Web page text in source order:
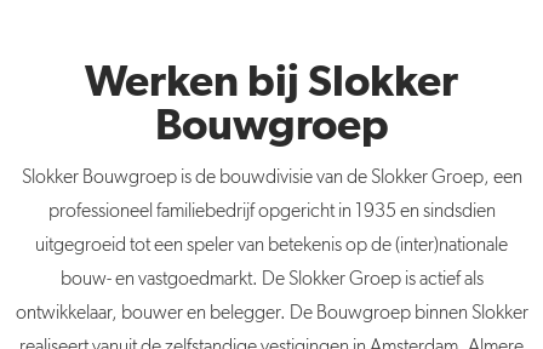
Werken bij Slokker
Bouwgroep
SlokkerBouwgroep is de bouwdivisie van de SlokkerGroep, een
professioneel familiebedrijf opgericht in 1935 en sindsdien
uitgegroeid tot een speler van betekenis op de (inter)nationale
bouw- en vastgoedmarkt. De SlokkerGroep is actief als
ontwikkelaar, bouwer en belegger. De Bouwgroep binnen Slokker